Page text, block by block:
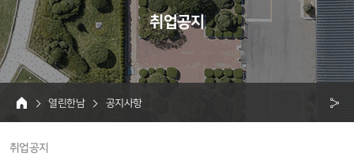
취업공지
HOME
열린한남 공지사항
취업공지